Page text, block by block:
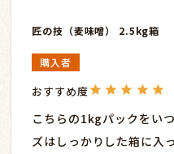
匠の技（麦味噌） 2.5kg箱
購入者
こちらの1kgパックをい
ズはしっかりした箱に入